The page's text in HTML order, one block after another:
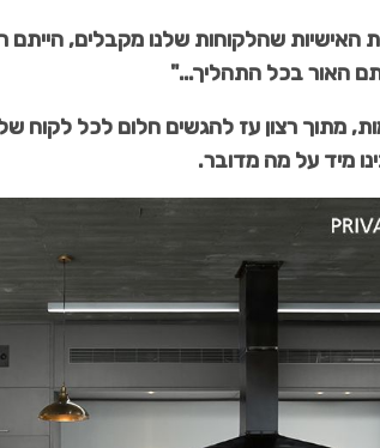
שהלקוחות שלנו מקבלים, הייתם
האור בכל התהליך…"
מתוך רצון עז להגשים חלום לכל לקוח
מיד על מה מדובר.